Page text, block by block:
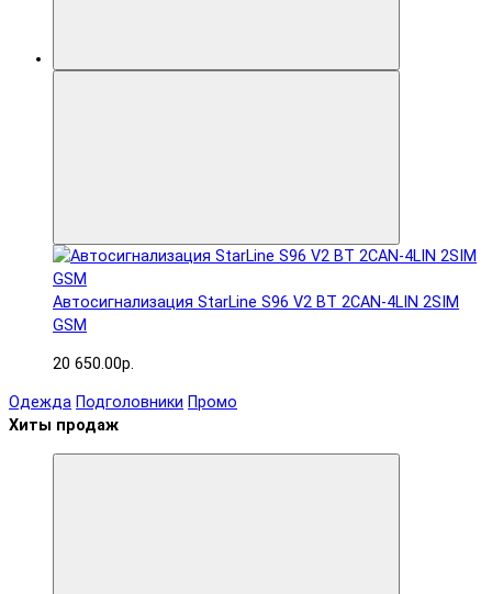
Автосигнализация StarLine S96 V2 BT 2CAN-4LIN 2SIM
GSM
20 650.00р.
Одежда Подголовники Промо
Хиты продаж